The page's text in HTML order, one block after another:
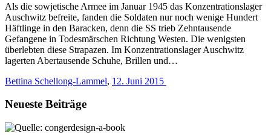
Als die sowjetische Armee im Januar 1945 das Konzentrationslager
Auschwitz befreite, fanden die Soldaten nur noch wenige Hundert
Häftlinge in den Baracken, denn die SS trieb Zehntausende
Gefangene in Todesmärschen Richtung Westen. Die wenigsten
überlebten diese Strapazen. Im Konzentrationslager Auschwitz
lagerten Abertausende Schuhe, Brillen und…
Bettina Schellong-Lammel, 12. Juni 2015
Neueste Beiträge